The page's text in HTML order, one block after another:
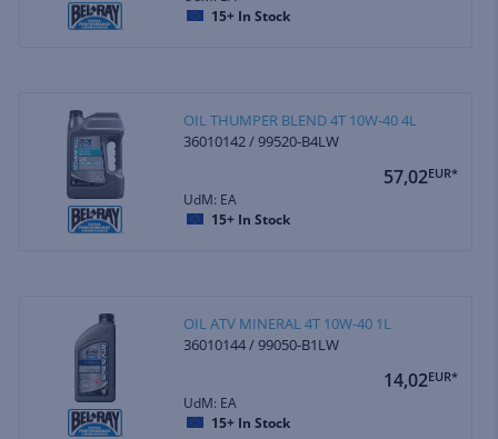
15+ In Stock
OIL THUMPER BLEND 4T 10W-40 4L
36010142 / 99520-B4LW
57,02EUR*
UdM: EA
15+ In Stock
OIL ATV MINERAL 4T 10W-40 1L
36010144 / 99050-B1LW
14,02EUR*
UdM: EA
15+ In Stock